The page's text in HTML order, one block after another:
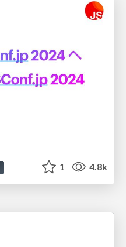
1 4.8k